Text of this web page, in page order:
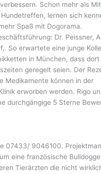
Schon mehr als
lernen sich
Spaß mit Dogorama.
Dr. Peissner,
So erwartete eine junge
in München, dass dort
geregelt seien. Der
Medikamente können in der
erworben werden. Rigo
durchgängige 5 Sterne
07433/ 9046100.
eine französische
Tierärzten die nicht